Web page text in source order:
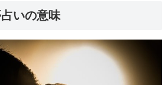
いの意味